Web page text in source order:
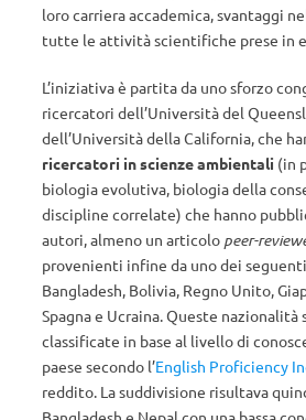
loro carriera accademica, svantaggi
tutte le attività scientifiche prese in
L’iniziativa è partita da uno sforzo
ricercatori dell’Università del
dell’Università della California, che
ricercatori in scienze ambientali (in
biologia evolutiva, biologia della
discipline correlate) che hanno
autori, almeno un articolo peer-
provenienti infine da uno dei
Bangladesh, Bolivia, Regno Unito,
Spagna e Ucraina. Queste nazionalità
classificate in base al livello di
paese secondo l’English Proficiency
reddito. La suddivisione risultava